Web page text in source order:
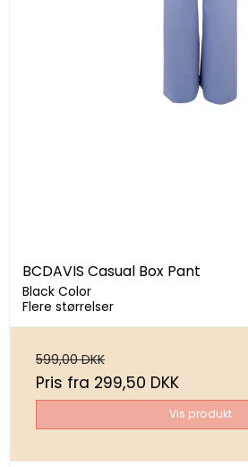
BCDAVIS Casual Box Pant
Black Color
Flere størrelser
599,00 DKK
Pris fra 299,50 DKK
Vis produkt